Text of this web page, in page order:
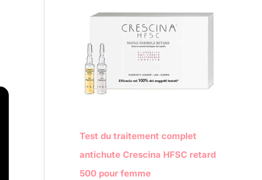
Test du traitement complet
antichute Crescina HFSC retard
500 pour femme